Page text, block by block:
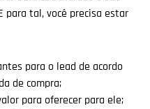
para tal, você precisa estar
para o lead de acordo
de compra;
para oferecer para ele;